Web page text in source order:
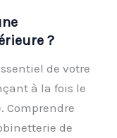
?
de votre
à la fois le
Comprendre
de